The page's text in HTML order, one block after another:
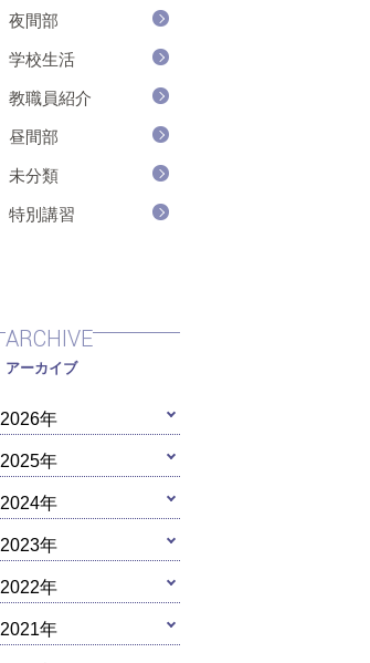
夜間部
学校生活
教職員紹介
昼間部
未分類
特別講習
ARCHIVE
アーカイブ
2026年
2025年
2024年
2023年
2022年
2021年